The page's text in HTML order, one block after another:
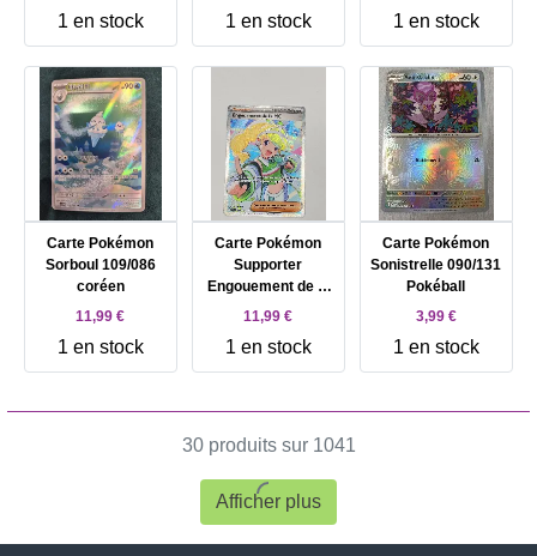
1 en stock 1 en stock 1 en stock
Carte Pokémon
Sorboul 109/086
coréen
11,99 €
1 en stock
Carte Pokémon
Supporter
Engouement de la
MC 220/182
11,99 €
1 en stock
Carte Pokémon
Sonistrelle 090/131
Pokéball
3,99 €
1 en stock
30 produits sur 1041
Afficher plus